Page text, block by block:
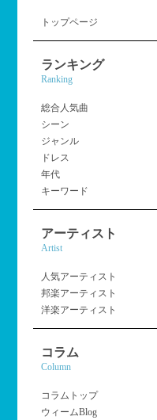
トップページ
ランキング
Ranking
総合人気曲
シーン
ジャンル
ドレス
年代
キーワード
アーティスト
Artist
人気アーティスト
邦楽アーティスト
洋楽アーティスト
コラム
Column
コラムトップ
ウィームBlog